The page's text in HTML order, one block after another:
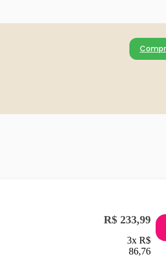
R$ 233,99
3x R$
86,76